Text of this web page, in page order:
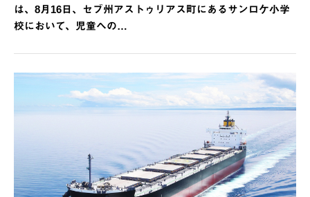
は、8月16日、セブ州アストゥリアス町にあるサンロケ小学
校において、児童への…